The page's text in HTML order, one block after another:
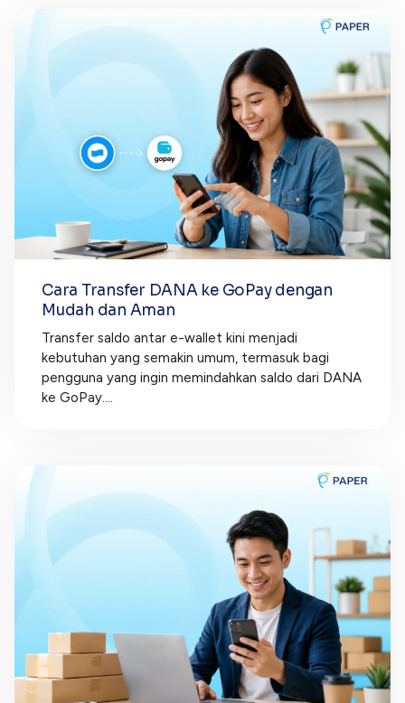
Cara Transfer DANA ke GoPay dengan
Mudah dan Aman
Transfer saldo antar e-wallet kini menjadi
kebutuhan yang semakin umum, termasuk bagi
pengguna yang ingin memindahkan saldo dari DANA
ke GoPay....